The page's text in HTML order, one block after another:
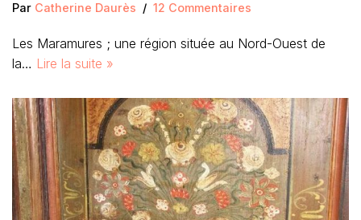
Par Catherine Daurès 12 Commentaires
Les Maramures ; une région située au Nord-Ouest de
la… Lire la suite »